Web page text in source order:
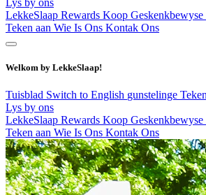
LekkeSlaap Rewards Koop Geskenkbewyse
Teken aan Wie Is Ons Kontak Ons
Welkom by LekkeSlaap!
Tuisblad Switch to English gunstelinge
Lys by ons
LekkeSlaap Rewards Koop Geskenkbewyse
Teken aan Wie Is Ons Kontak Ons